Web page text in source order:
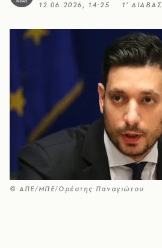
12.06.2026, 14:25 1’
© ΑΠΕ/ΜΠΕ/Ορέστης Παναγιώτου